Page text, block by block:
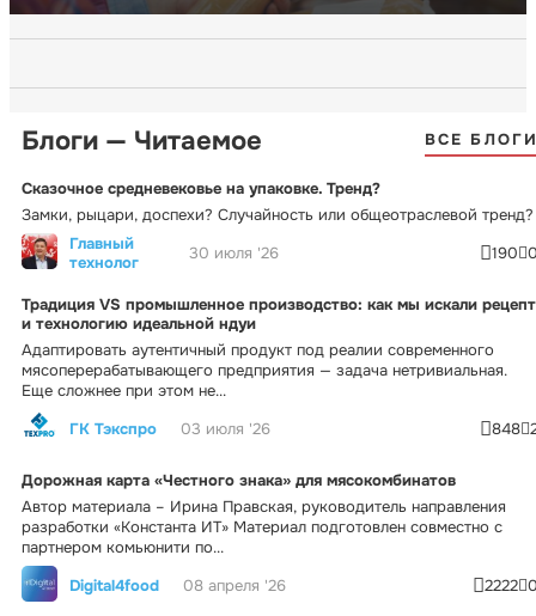
Блоги — Читаемое ВСЕ
Сказочное средневековье на упаковке. Тренд?
Замки, рыцари, доспехи? Случайность или общеотраслевой тренд?
Главный
технолог
30 июля '26 190
Традиция VS промышленное производство: как мы искали рецепт
и технологию идеальной ндуи
Адаптировать аутентичный продукт под реалии современного
мясоперерабатывающего предприятия — задача нетривиальная.
Еще сложнее при этом не...
ГК Тэкспро
03 июля '26 848
Дорожная карта «Честного знака» для мясокомбинатов
Автор материала – Ирина Правская, руководитель направления
разработки «Константа ИТ» Материал подготовлен совместно с
партнером комьюнити по...
Digital4food
08 апреля '26 2222